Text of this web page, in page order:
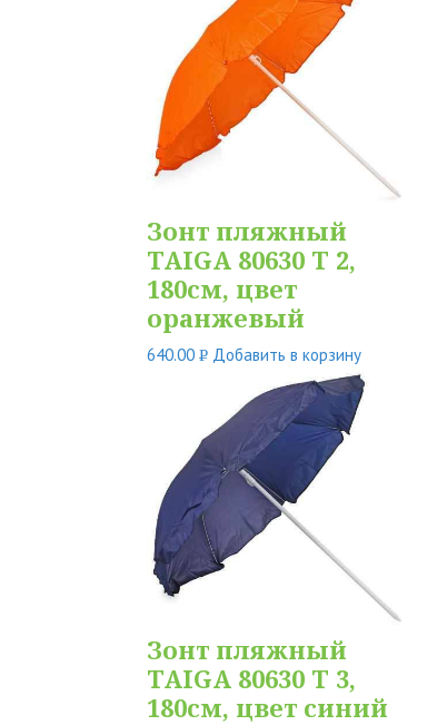
Зонт пляжный
TAIGA 80630 T 2,
180см, цвет
оранжевый
640.00 Р Добавить в корзину
Зонт пляжный
TAIGA 80630 T 3,
180см, цвет синий